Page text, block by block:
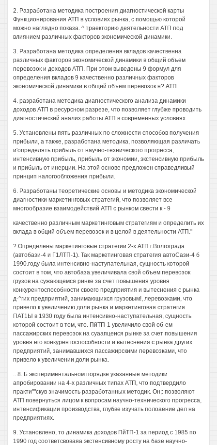
2. Разработана методика построения диагностической карты
Функционирования АТП в условиях рынка, с помощью которой
можно наглядно показа. ^ траекторию деятельности АТП под
влиянием различных факторов экономической динамики.
3. Разработана методика определения вкладов качественна
различных факторов экономической динамики в общий объем
перевозок и доходов АТП. При этом выведены 9 формул для
определения вкладов 9 качественно различных факторов
экономической динамики в общий объем перевозок н? АТП.
4. разработана методика диагностического анализа динамики
доходов АТП в ресурсном разрезе, что позволяет глубже проводить
диагностический анализ работы АТП в современных условиях.
5. Установлены пять различных по сложности способов получения
прибыли, а также, разработана методика, позволяющая различать
и'определять прибыль от научно-технического прогресса,
интенсивную прибыль, прибыль от экономии, экстенсивную прибыль
и прибыль от инерции. На этой основе предложен справедливый
принцип налогообложения прибыли.
6. Разработаны теоретические основы и методика экономической
диагностики маркетинговых стратегий, что позволяет все
многообразие взаимодействий АТП с рынком свести к - 9
качественно различным маркетинговым стратегиям и определить их
вклада в обций объем перевозок и в целой в деятельности АТП."
?.Определены маркетинговые стратегии 2-х АТП г.Волгограда
(автобази-4 и Г1ЛТП-1). Так маркетинговая стратегия автоСази-4 б
1990.году была интенсивно-наступательная, сущность которой
состоит в том, что автобаза.увеличивала свой объем перевозок
грузов на сужающемся ринке за счет повышения уровня
конкурентоспособности своего предприятия и вытеснения с рынка
д-^гих предприятий, занимающихся грузовым!, леревозками, что
привело к увеличению доли рынка и маркетинговая стратегия
ПАТ1Ы в 1930 году была интенсивно-наступательная, сущность
которой состоит в том, что. ПйТП-1 увеличило свой об-ем
пассажирских перевозок на суаапцеися рынке за счет повышения
уровня его конкурентоспособности и вытеснения с рынка других
предприятий, занимавшихся пассажирскими перевозками, что
привело к увеличении доли рынка.
.. 8. Б экспериментальном порядке указанные методики
апробировании на 4-х различных типах АТП, что подтвердило
практи""скув значимость разработанных методик. Он;: позволяют
АТП повернуться лицом к вопросам научно-технического прогресса,
интенсификации производства, глубве изучать полоаение дел на
предприятиях.
9. Установлено, то динамика доходов ПйТП-1 за период с 1985 по
1990 год соответсвоваяа экстенсивному росту на базе научно-